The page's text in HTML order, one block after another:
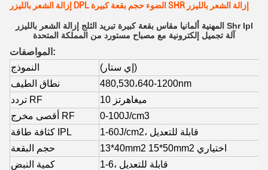
إزالة الشعر بالليزر DPL الضوء حجم بقعة كبيرة SHR إزالة الشعر بالليزر
المهنية ألمانيا مقاس بقعة كبيرة تبريد الثلج إزالة الشعر بالليزر Shr Ipl
آلة تجميل إلكترونية مع مصباح مستورد من المملكة المتحدة
المواصفات:
النموذج
(إي ستار)
نطاق الطيف
480,530،640-1200nm
تردد RF
10 ميغاهرتز
أقصى مخرج RF
0-100J/cm3
كثافة طاقة IPL
1-60
J/cm2، قابلة للتعديل
حجم البقعة
13*40mm2 15*50mm2 اختياري
كمية النبض
1-6، قابلة للتعديل